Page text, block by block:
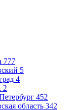
777
5
4
2
452
область 342